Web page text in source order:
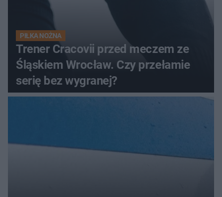
PIŁKA NOŻNA
Trener Cracovii przed meczem ze
Śląskiem Wrocław. Czy przełamie
serię bez wygranej?